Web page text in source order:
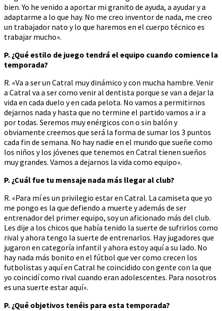
bien. Yo he venido a aportar mi granito de ayuda, a ayudar y a
adaptarme a lo que hay. No me creo inventor de nada, me creo
un trabajador nato y lo que haremos en el cuerpo técnico es
trabajar mucho».
P. ¿Qué estilo de juego tendrá el equipo cuando comience la
temporada?
R. «Va a ser un Catral muy dinámico y con mucha hambre. Venir
a Catral va a ser como venir al dentista porque se van a dejar la
vida en cada duelo y en cada pelota. No vamos a permitirnos
dejarnos nada y hasta que no termine el partido vamos a ir a
por todas. Seremos muy enérgicos con o sin balón y
obviamente creemos que será la forma de sumar los 3 puntos
cada fin de semana. No hay nadie en el mundo que sueñe como
los niños y los jóvenes que tenemos en Catral tienen sueños
muy grandes. Vamos a dejarnos la vida como equipo».
P. ¿Cuál fue tu mensaje nada más llegar al club?
R. «Para mí es un privilegio estar en Catral. La camiseta que yo
me pongo es la que defiendo a muerte y además de ser
entrenador del primer equipo, soy un aficionado más del club.
Les dije a los chicos que había tenido la suerte de sufrirlos como
rival y ahora tengo la suerte de entrenarlos. Hay jugadores que
jugaron en categoría infantil y ahora estoy aquí a su lado. No
hay nada más bonito en el fútbol que ver como crecen los
futbolistas y aquí en Catral he coincidido con gente con la que
yo coincidí como rival cuando eran adolescentes. Para nosotros
es una suerte estar aquí».
P. ¿Qué objetivos tenéis para esta temporada?